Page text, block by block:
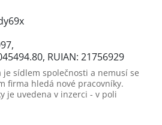
RUIAN: 21756929
je sídlem společnosti a nemusí se
firma hledá nové pracovníky.
je uvedena v inzerci - v poli